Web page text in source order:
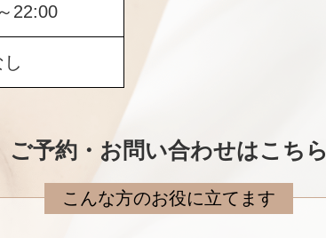
22:00
し
ご予約・お問い合わせはこちら
こんな方のお役に立てます